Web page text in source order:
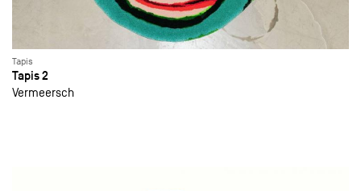
Tapis
Tapis 2
Vermeersch